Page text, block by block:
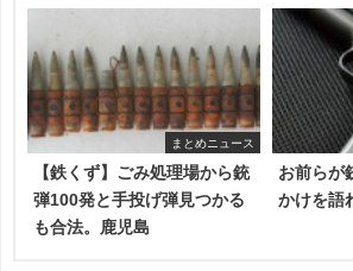
まとめニュース
【鉄くず】ごみ処理場から銃
弾100発と手投げ弾見つかる
も合法。鹿児島
お前らが
かけを語